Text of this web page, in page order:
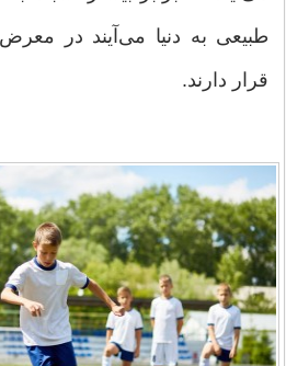
طبیعی به دنیا می‌آیند در
قرار دارند.